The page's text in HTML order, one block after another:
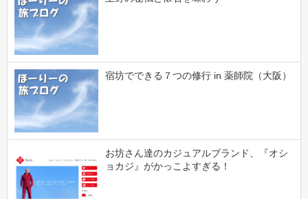
宿坊でできる７つの修行 in 薬師院（大阪）
お坊さん達のカジュアルブランド、『オシ
ョカジ』がかっこよすぎる！